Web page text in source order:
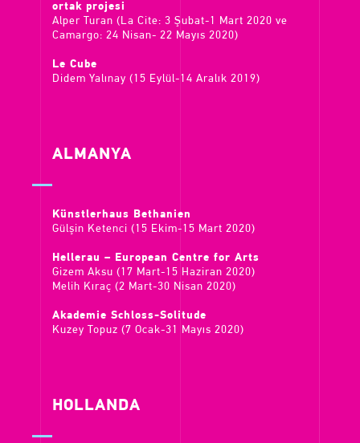
ortak projesi
Alper Turan (La Cite: 3 Şubat-1 Mart 2020 ve
Camargo: 24 Nisan- 22 Mayıs 2020)
Le Cube
Didem Yalınay (15 Eylül-14 Aralık 2019)
ALMANYA
Künstlerhaus Bethanien
Gülşin Ketenci (15 Ekim-15 Mart 2020)
Hellerau – European Centre for Arts
Gizem Aksu (17 Mart-15 Haziran 2020)
Melih Kıraç (2 Mart-30 Nisan 2020)
Akademie Schloss-Solitude
Kuzey Topuz (7 Ocak-31 Mayıs 2020)
HOLLANDA